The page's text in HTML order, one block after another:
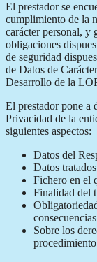
El prestador se
cumplimiento de la
carácter personal, y
obligaciones
de seguridad
de Datos de
Desarrollo de la
El prestador pone a
Privacidad de la
siguientes aspectos:
Datos del
Datos
Fichero en el
Finalidad del
Sobre los